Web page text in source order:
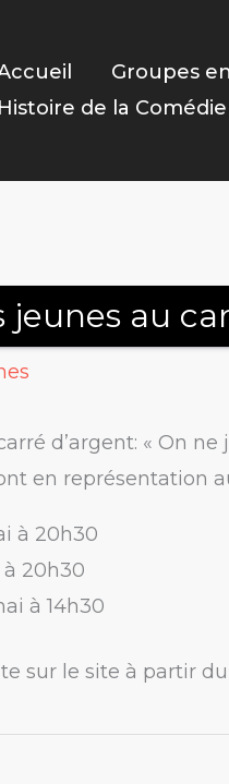
Groupes
Histoire de la Comédie
jeunes au
d’argent: « On ne
en représentation
à 20h30
20h30
à 14h30
sur le site à partir